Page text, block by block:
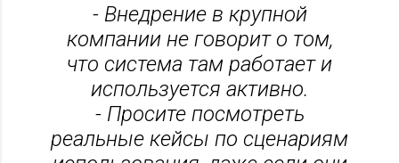
- Внедрение в крупной
компании не говорит о том,
что система там работает и
используется активно.
- Просите посмотреть
реальные кейсы по сценариям